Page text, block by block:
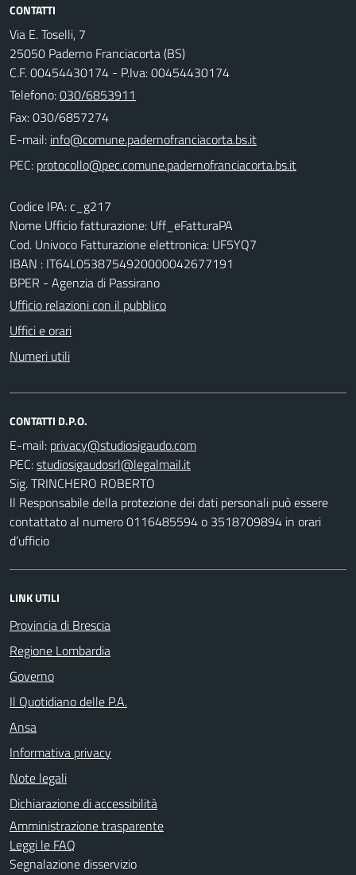
CONTATTI
Via E. Toselli, 7
25050 Paderno Franciacorta (BS)
C.F. 00454430174 - P.Iva: 00454430174
Telefono:030/6853911
Fax: 030/6857274
E-mail:
PEC:
Codice IPA: c_g217
Nome Ufficio fatturazione: Uff_eFatturaPA
Cod. Univoco Fatturazione elettronica: UF5YQ7
IBAN : IT64L0538754920000042677191
BPER - Agenzia di Passirano
Ufficio relazioni con il pubblico
Uffici e orari
Numeri utili
CONTATTI D.P.O.
E-mail:
PEC:
Sig. TRINCHERO ROBERTO
Il Responsabile della protezione dei dati personali può essere
contattato al numero 0116485594 o 3518709894 in orari
d’ufficio
LINK UTILI
Provincia di Brescia
Regione Lombardia
Governo
Il Quotidiano delle P.A.
Ansa
Informativa privacy
Note legali
Dichiarazione di accessibilità
Amministrazione trasparente
Leggi le FAQ
Segnalazione disservizio